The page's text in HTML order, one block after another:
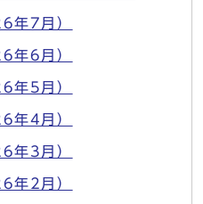
年7月）
年6月）
年5月）
年4月）
年3月）
年2月）